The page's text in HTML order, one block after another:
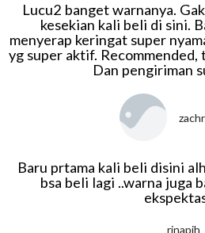
Lucu2 banget warnanya.
kesekian kali beli di sini.
menyerap keringat super
yg super aktif. Recommended,
Dan pengiriman
Baru prtama kali beli disini
bsa beli lagi ..warna juga
rinapjh